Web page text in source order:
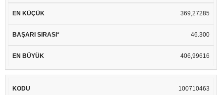
369,27285
46.300
406,99616
100710463